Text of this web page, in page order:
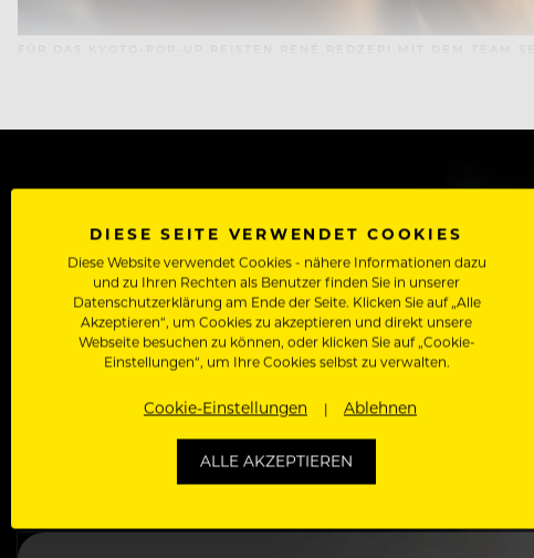
FÜR DAS KYOTO-POP-UP REISTEN RENÉ REDZEPI MIT DEM TEAM
WERDE
Als Rolling
Zugriff auf alle Artikel, Videos & Masterclasses der
DIESE SEITE VERWENDET COOKIES
Diese Website verwendet Cookies - nähere Informationen dazu
und zu Ihren Rechten als Benutzer finden Sie in unserer
Datenschutzerklärung am Ende der Seite. Klicken Sie auf „Alle
Akzeptieren“, um Cookies zu akzeptieren und direkt unsere
Webseite besuchen zu können, oder klicken Sie auf „Cookie-
Einstellungen“, um Ihre Cookies selbst zu verwalten.
Cookie-Einstellungen Ablehnen
ALLE AKZEPTIEREN